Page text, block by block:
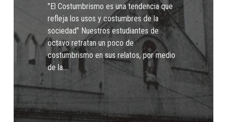
"El Costumbrismo es una tendencia que
refleja los usos y costumbres de la
sociedad" Nuestros estudiantes de
octavo retratan un poco de
costumbrismo en sus relatos, por medio
de la…